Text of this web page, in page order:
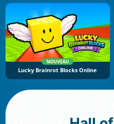
NOUVEAU
Lucky Brainrot Blocks Online